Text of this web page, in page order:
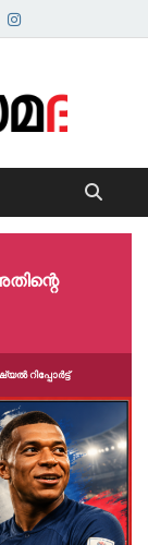
റിപ്പോര്‍ട്ട്